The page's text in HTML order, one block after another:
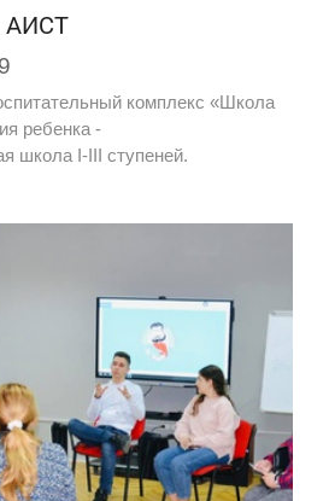
АИСТ
комплекс «Школа
ребенка -
школа I-III ступеней.